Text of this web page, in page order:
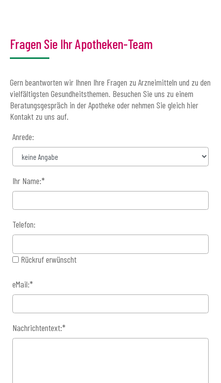
Fragen Sie Ihr Apotheken-Team
Gern beantworten wir Ihnen Ihre Fragen zu Arzneimitteln und zu den
vielfältigsten Gesundheitsthemen. Besuchen Sie uns zu einem
Beratungsgespräch in der Apotheke oder nehmen Sie gleich hier
Kontakt zu uns auf.
Anrede:
Ihr Name:*
Telefon:
Rückruf erwünscht
eMail:*
Nachrichtentext:*